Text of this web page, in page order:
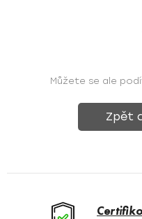
Můžete se ale
Zpět